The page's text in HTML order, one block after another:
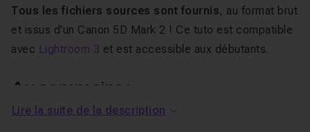
Tous les fichiers sources sont fournis, au format brut
et issus d'un Canon 5D Mark 2 ! Ce tuto est compatible
avec Lightroom 3 et est accessible aux débutants.
Au sommaire :
Lire la suite de la description